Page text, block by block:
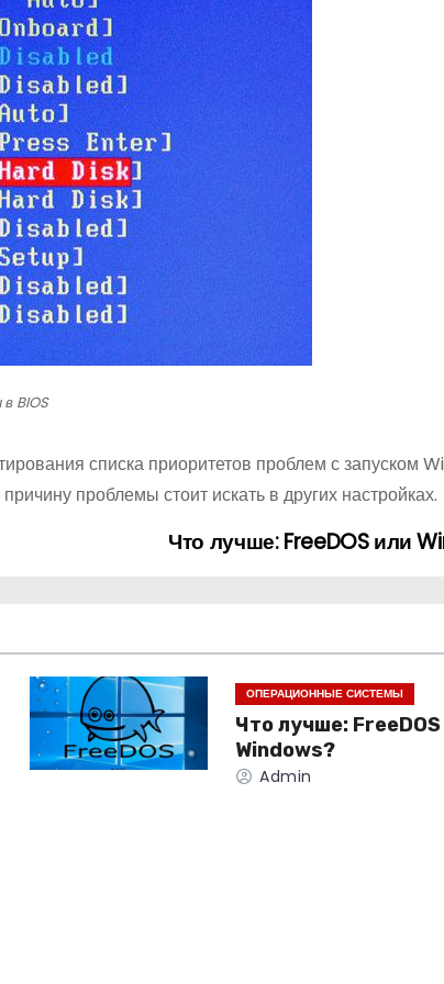
BIOS
списка приоритетов проблем с запуском
проблемы стоит искать в других настройках.
Что лучше: FreeDOS или
ОПЕРАЦИОННЫЕ СИСТЕМЫ
Что лучше:
Windows?
Admin